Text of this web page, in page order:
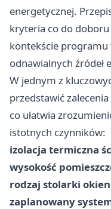
energetycznej.
kryteria co do doboru
kontekście programu
odnawialnych źródeł
W jednym z
przedstawić
co ułatwia
istotnych czynników:
izolacja termiczna
wysokość
rodzaj stolarki
zaplanowany